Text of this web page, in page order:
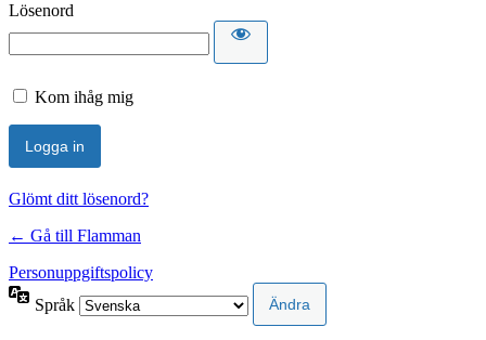
Lösenord
Kom ihåg mig
Glömt ditt lösenord?
← Gå till Flamman
Personuppgiftspolicy
Språk